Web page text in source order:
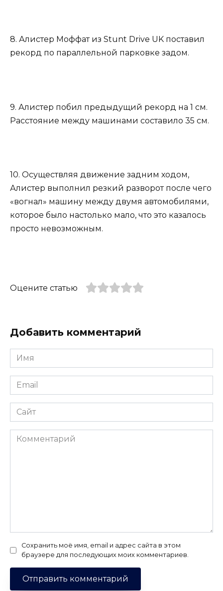
8. Алистер Моффат из Stunt Drive UK поставил
рекорд по параллельной парковке задом.
9. Алистер побил предыдущий рекорд на 1 см.
Расстояние между машинами составило 35 см.
10. Осуществляя движение задним ходом,
Алистер выполнил резкий разворот после чего
«вогнал» машину между двумя автомобилями,
которое было настолько мало, что это казалось
просто невозможным.
Оцените статью
Добавить комментарий
Имя
*
Email
*
Сайт
Комментарий
Сохранить моё имя, email и адрес сайта в этом
браузере для последующих моих комментариев.